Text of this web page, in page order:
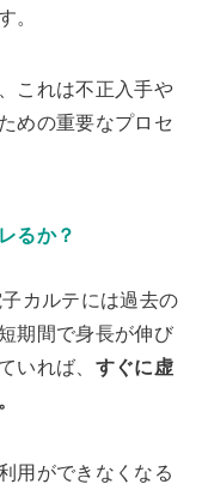
。
これは不正入手や
めの重要なプロセ
るか？
カルテには過去の
期間で身長が伸び
いれば、 すぐに虚
用ができなくなる